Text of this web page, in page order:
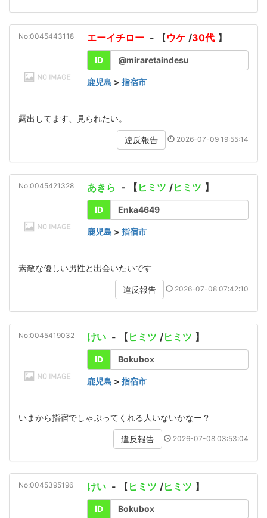
No:0045443118 エーイチロー - 【ウケ /30代 】
ID @miraretaindesu
鹿児島 > 指宿市
露出してます、見られたい。
違反報告 2026-07-09 19:55:14
No:0045421328 あきら - 【 ヒミツ /ヒミツ 】
ID Enka4649
鹿児島 > 指宿市
素敵な優しい男性と出会いたいです
違反報告 2026-07-08 07:42:10
No:0045419032 けい - 【 ヒミツ /ヒミツ 】
ID Bokubox
鹿児島 > 指宿市
いまから指宿でしゃぶってくれる人いないかなー？
違反報告 2026-07-08 03:53:04
No:0045395196 けい - 【 ヒミツ /ヒミツ 】
ID Bokubox